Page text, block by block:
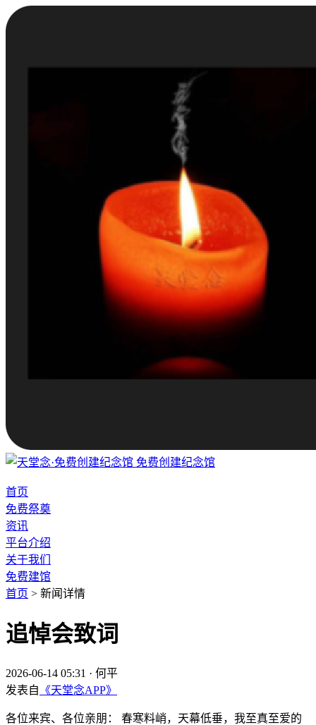
免费创建纪念馆
首页
免费祭奠
资讯
平台介绍
关于我们
免费建馆
首页 > 新闻详情
追悼会致词
2026-06-14 05:31 · 何平
发表自 《天堂念APP》
各位来宾、各位亲朋： 春寒料峭，天幕低垂，我至真至爱的